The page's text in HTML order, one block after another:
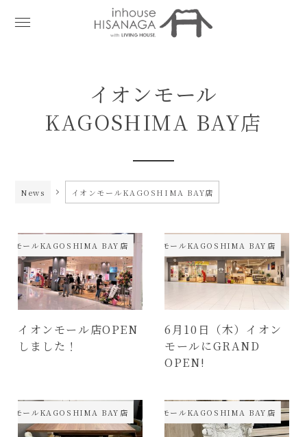
イオンモール
KAGOSHIMA BAY店
News イオンモールKAGOSHIMA BAY店
ンモールKAGOSHIMA BAY店
イオンモール店OPEN
しました！
イオンモールKAGOSHIMA BAY店
6月10日（木）イオン
モールにGRAND
OPEN!
ンモールKAGOSHIMA BAY店 イオンモールKAGOSHIMA BAY店